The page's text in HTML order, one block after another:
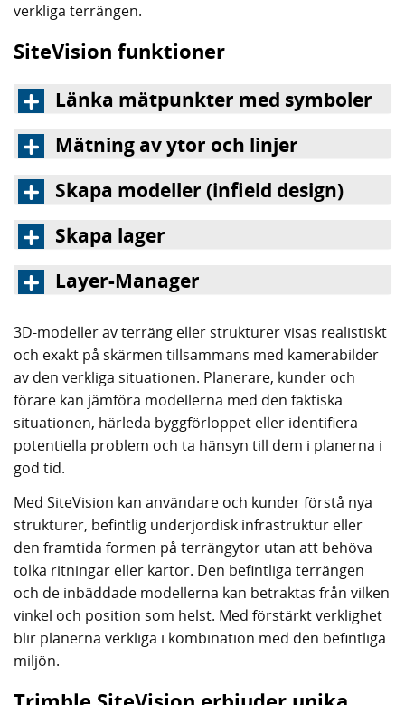
verkliga terrängen.
SiteVision funktioner
Länka mätpunkter med symboler
Mätning av ytor och linjer
Skapa modeller (infield design)
Skapa lager
Layer-Manager
3D-modeller av terräng eller strukturer visas realistiskt
och exakt på skärmen tillsammans med kamerabilder
av den verkliga situationen. Planerare, kunder och
förare kan jämföra modellerna med den faktiska
situationen, härleda byggförloppet eller identifiera
potentiella problem och ta hänsyn till dem i planerna i
god tid.
Med SiteVision kan användare och kunder förstå nya
strukturer, befintlig underjordisk infrastruktur eller
den framtida formen på terrängytor utan att behöva
tolka ritningar eller kartor. Den befintliga terrängen
och de inbäddade modellerna kan betraktas från vilken
vinkel och position som helst. Med förstärkt verklighet
blir planerna verkliga i kombination med den befintliga
miljön.